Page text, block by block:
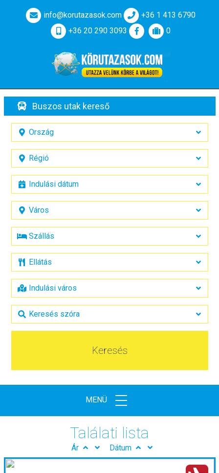
info@korutazasok.com
+36 1 413 6790
+36 20 290 3093
0
Buszos utak kereső
Keresés
MENÜ
Találati lista
Ár Dátum